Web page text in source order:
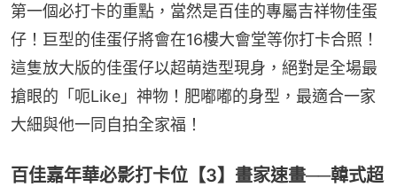
第一個必打卡的重點，當然是百佳的專屬吉祥物佳蛋
仔！巨型的佳蛋仔將會在16樓大會堂等你打卡合照！
這隻放大版的佳蛋仔以超萌造型現身，絕對是全場最
搶眼的「呃Like」神物！肥嘟嘟的身型，最適合一家
大細與他一同自拍全家福！
百佳嘉年華必影打卡位【3】畫家速畫──韓式超